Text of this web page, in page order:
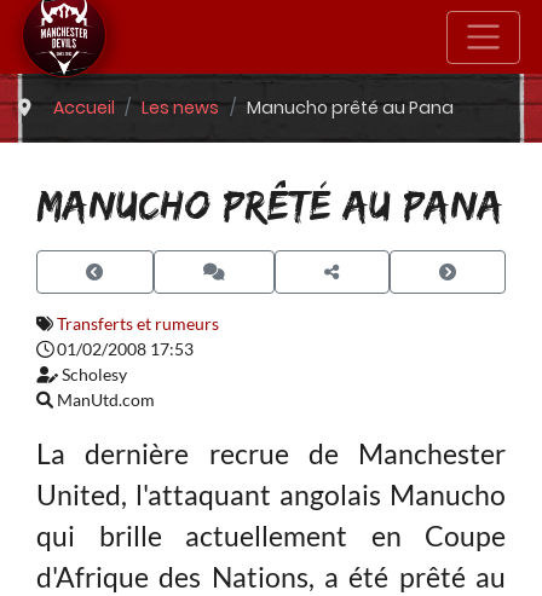
Accueil Les news Manucho prêté au Pana
MANUCHO PRÊTÉ AU PANA
Transferts et rumeurs
01/02/2008 17:53
Scholesy
ManUtd.com
La dernière recrue de Manchester
United, l'attaquant angolais Manucho
qui brille actuellement en Coupe
d'Afrique des Nations, a été prêté au